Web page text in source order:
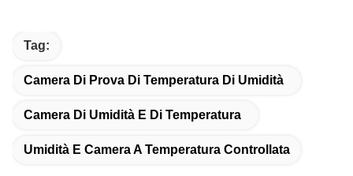
Tag:
Camera Di Prova Di Temperatura Di Umidità
Camera Di Umidità E Di Temperatura
Umidità E Camera A Temperatura Controllata